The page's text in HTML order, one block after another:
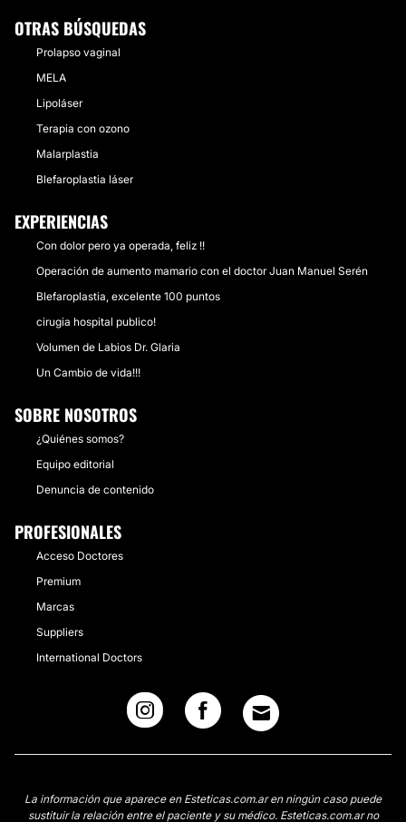
OTRAS BÚSQUEDAS
Prolapso vaginal
MELA
Lipoláser
Terapia con ozono
Malarplastia
Blefaroplastia láser
EXPERIENCIAS
Con dolor pero ya operada, feliz !!
Operación de aumento mamario con el doctor Juan Manuel Serén
Blefaroplastia, excelente 100 puntos
cirugia hospital publico!
Volumen de Labios Dr. Glaria
Un Cambio de vida!!!
SOBRE NOSOTROS
¿Quiénes somos?
Equipo editorial
Denuncia de contenido
PROFESIONALES
Acceso Doctores
Premium
Marcas
Suppliers
International Doctors
La información que aparece en Esteticas.com.ar en ningún caso puede
sustituir la relación entre el paciente y su médico. Esteticas.com.ar no